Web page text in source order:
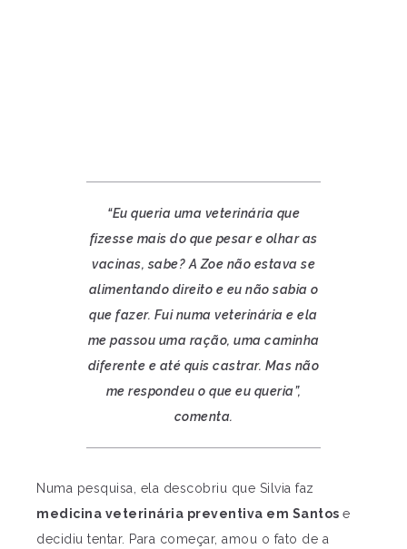
“Eu queria uma veterinária que
fizesse mais do que pesar e olhar as
vacinas, sabe? A Zoe não estava se
alimentando direito e eu não sabia o
que fazer. Fui numa veterinária e ela
me passou uma ração, uma caminha
diferente e até quis castrar. Mas não
me respondeu o que eu queria”,
comenta.
Numa pesquisa, ela descobriu que Silvia faz
medicina veterinária preventiva em Santos e
decidiu tentar. Para começar, amou o fato de a